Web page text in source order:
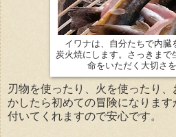
イワナは、自分たちで内臓
炭火焼にします。さっきまで
命をいただく大切さを
刃物を使ったり、火を使ったり
かしたら初めての冒険になりま
付いてくれますので安心です。